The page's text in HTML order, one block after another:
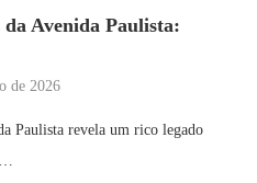
Avenida Paulista:
de 2026
Paulista revela um rico legado
…